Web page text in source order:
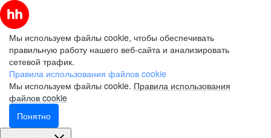
Мы используем файлы cookie, чтобы обеспечивать
правильную работу нашего веб-сайта и анализировать
сетевой трафик.
Правила использования файлов cookie
Мы используем файлы cookie. Правила использования
файлов cookie
Понятно